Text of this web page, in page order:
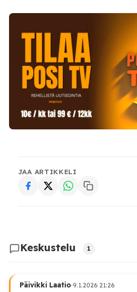
JAA ARTIKKELI
Keskustelu 1
Päivikki Laatio·9.1.2026 21:26